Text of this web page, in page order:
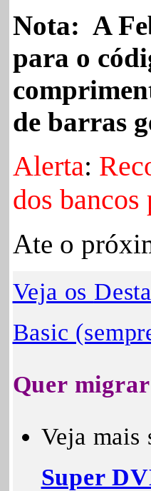
Nota: A
para o
de barras
Alerta:
dos
Ate o
Veja os
Basic
Quer
Veja mais
Super